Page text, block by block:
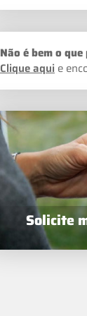
Não é bem o
Clique aqui e
Solicite